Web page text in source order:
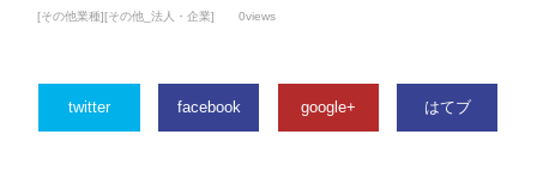
[その他業種][その他_法人・企業] 0views
twitter facebook google+ はてブ